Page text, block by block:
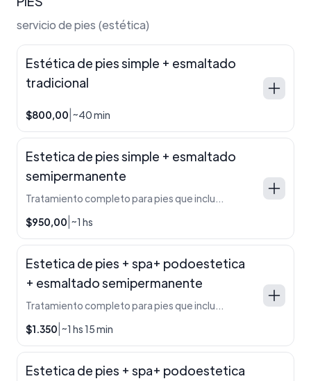
servicio de pies (estética)
Estética de pies simple + esmaltado
tradicional
$800,00 ~40 min
Estetica de pies simple + esmaltado
semipermanente
$950,00 ~1 hs
Estetica de pies + spa+ podoestetica
+ esmaltado semipermanente
$1.350 ~1 hs 15 min
Estetica de pies + spa+ podoestetica